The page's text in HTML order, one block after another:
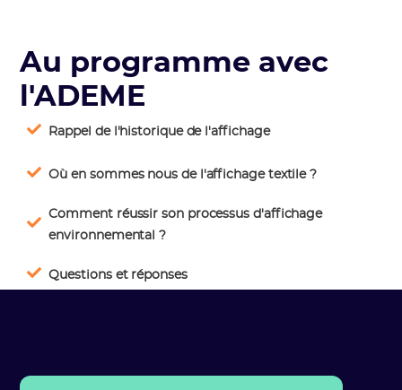
Au programme avec
l'ADEME
Rappel de l'historique de l'affichage
Où en sommes nous de l'affichage textile ?
Comment réussir son processus d'affichage
environnemental ?
Questions et réponses